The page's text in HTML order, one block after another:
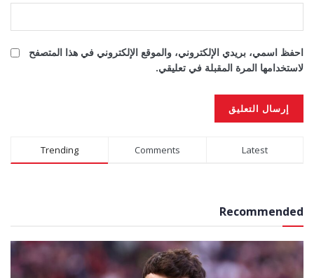
احفظ اسمي، بريدي الإلكتروني، والموقع الإلكتروني في هذا المتصفح
لاستخدامها المرة المقبلة في تعليقي.
Alternative:
Trending Comments Latest
Recommended